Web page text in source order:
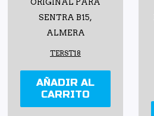
ORIGINAL PARA
SENTRA B15,
ALMERA
TERST18
AÑADIR AL
CARRITO